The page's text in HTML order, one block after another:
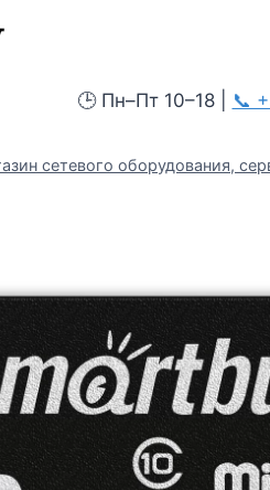
🕒 Пн–Пт 10–18 | 📞
сетевого оборудования,